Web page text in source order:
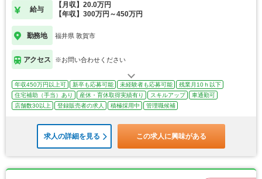
給与
【月収】20.0万円
【年収】300万円～450万円
勤務地 福井県 敦賀市
アクセス ※お問い合わせください
年収450万円以上可 新卒も応募可能 未経験者も応募可能
残業月10ｈ以下
住宅補助（手当）あり
産休・育休取得実績有り スキルアップ
車通勤可
店舗数30以上
登録販売者の求人 積極採用中 管理職候補
求人の詳細を見る この求人に興味がある